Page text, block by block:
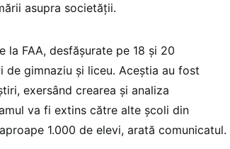
asupra societății.
la FAA, desfășurate pe 18 și 20
de gimnaziu și liceu. Aceștia au fost
exersând crearea și analiza
va fi extins către alte școli din
1.000 de elevi, arată comunicatul.